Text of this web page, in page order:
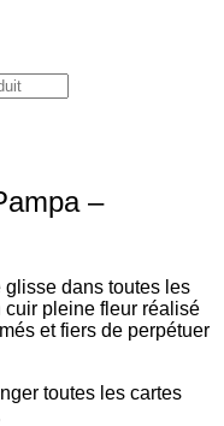
–
glisse dans toutes les
cuir pleine fleur réalisé
et fiers de perpétuer
toutes les cartes